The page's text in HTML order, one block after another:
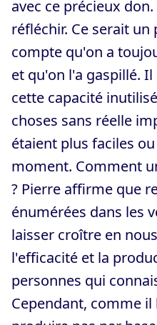
avec ce précieux
réfléchir. Ce serait
compte qu'on a
et qu'on l'a gaspillé.
cette capacité
choses sans réelle
étaient plus faciles
moment. Comment
? Pierre affirme que
énumérées dans les
laisser croître en
l'efficacité et la
personnes qui
Cependant, comme il